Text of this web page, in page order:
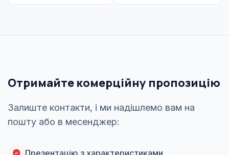
Отримайте комерційну пропозицію
Залиште контакти, і ми надішлемо вам на
пошту або в месенджер:
Презентацію з характеристиками